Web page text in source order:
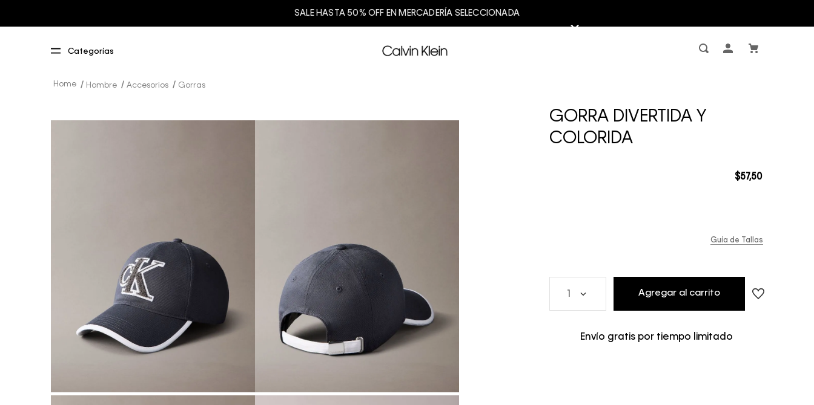
SALE HASTA 50% OFF EN MERCADERÍA SELECCIONADA
Hombre Accesorios Gorras
GORRA DIVERTIDA Y
COLORIDA
$57,50
Guía de Tallas
Agregar al carrito
Envío gratis por tiempo limitado